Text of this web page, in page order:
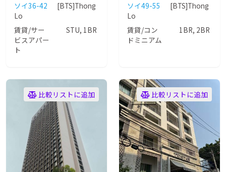
ソイ36-42
[BTS]Thong
Lo
賃貸/サー
ビスアパー
ト
STU, 1BR
ソイ49-55
[BTS]Thong
Lo
賃貸/コン
ドミニアム
1BR, 2BR
比較リストに追加 比較リストに追加